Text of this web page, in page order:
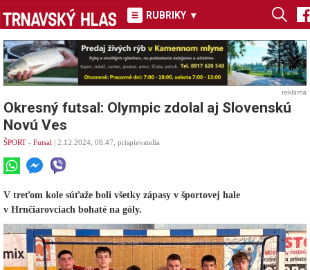
RUBRIKY ▾
reklama
Okresný futsal: Olympic zdolal aj Slovenskú
Novú Ves
ŠPORT - Futsal | 2.12.2024, 08.47, prispievatelia
V treťom kole súťaže boli všetky zápasy v športovej hale
v Hrnčiarovciach bohaté na góly.